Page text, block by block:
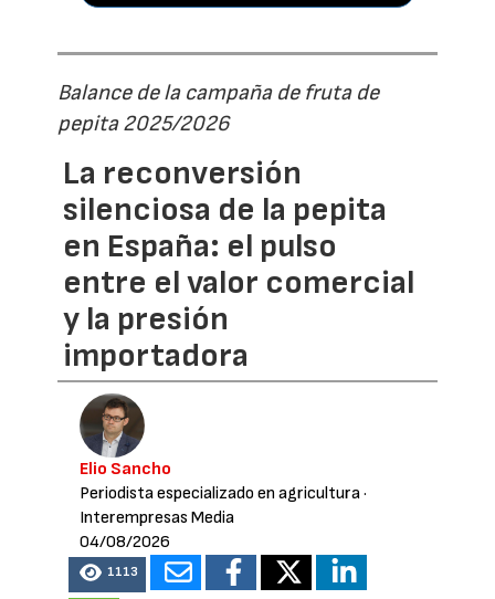
Balance de la campaña de fruta de
pepita 2025/2026
La reconversión
silenciosa de la pepita
en España: el pulso
entre el valor comercial
y la presión
importadora
Elio Sancho
Periodista especializado en agricultura·
Interempresas Media
04/08/2026
1113